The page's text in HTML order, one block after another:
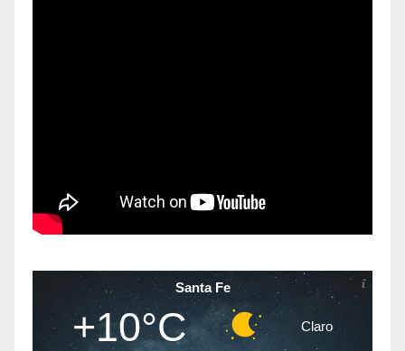
Santa Fe
+10°C Claro